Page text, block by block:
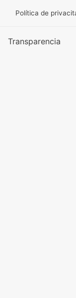
Política de
Transparencia